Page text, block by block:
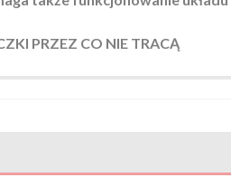
PRZEZ CO NIE TRACĄ